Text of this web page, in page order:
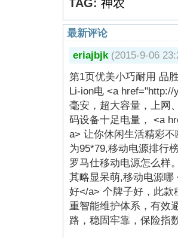
TAG: 神农
最新评论
eriajbjk (2015-9-06
第1页优美小巧耐用 品
Li-ion电 <a
毫安，超大容量，上网
码设备十足电量， <a
a> 让你休闲生活精彩
为95*79,移动电源排行
罗马仕移动电源怎么样
其略显呆萌,移动电源哪
好</a> 个牌子好，此
重智能维护体系，有效
路，稳固牢靠，保险指